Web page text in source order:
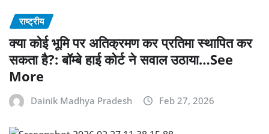
राष्ट्रीय
क्या कोई भूमि पर अतिक्रमण कर प्रतिमा स्थापित कर
सकता है?: बॉम्बे हाई कोर्ट ने सवाल उठाया…See
More
Dainik Madhya Pradesh Feb 27, 2026